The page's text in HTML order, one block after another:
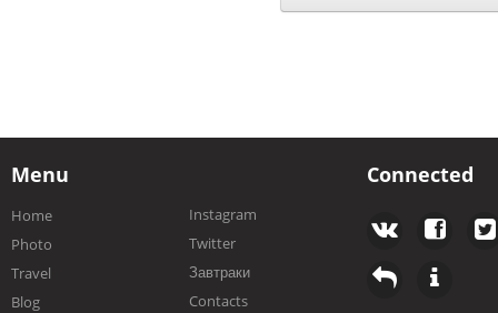
Menu
Home
Photo
Travel
Blog
Instagram
Twitter
Завтраки
Contacts
Connected